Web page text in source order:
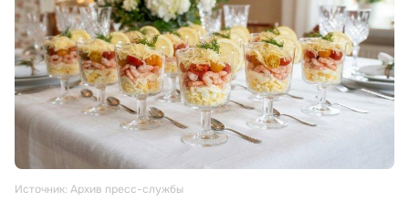
Источник: Архив пресс-службы